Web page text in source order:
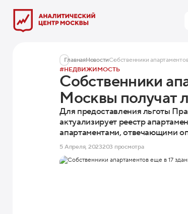
ГлавнаяНовостиСобственники
#НЕДВИЖИМОСТЬ
Собственники
Москвы получат
Для предоставления льготы
актуализирует реестр
апартаментами, отвечающими
5 Апреля, 2023203 просмотра